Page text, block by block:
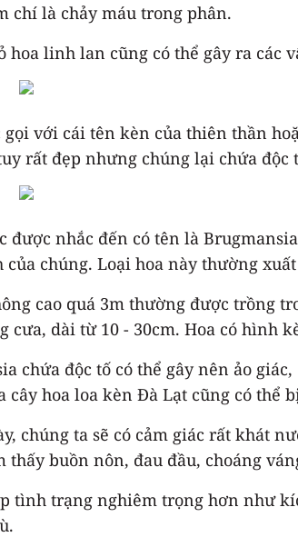
chí là chảy máu trong phân.
hoa linh lan cũng có thể gây ra các
với cái tên kèn của thiên thần
rất đẹp nhưng chúng lại chứa
được nhắc đến có tên là
chúng. Loại hoa này thường
cao quá 3m thường được trồng
cưa, dài từ 10 - 30cm. Hoa có hình
chứa độc tố có thể gây nên ảo
cây hoa loa kèn Đà Lạt cũng có thể
chúng ta sẽ có cảm giác rất khát
thấy buồn nôn, đau đầu, choáng
tình trạng nghiêm trọng hơn như